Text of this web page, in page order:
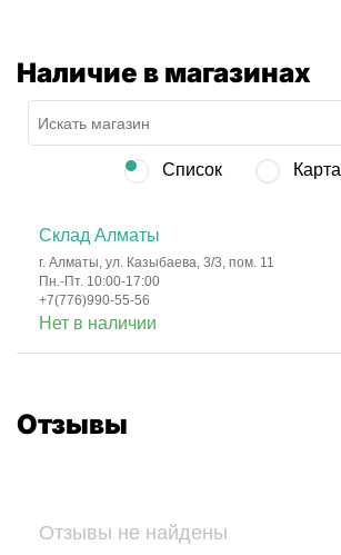
Наличие в магазинах
Список Карта
Склад Алматы
г. Алматы, ул. Казыбаева, 3/3, пом. 11
Пн.-Пт. 10:00-17:00
+7(776)990-55-56
Нет в наличии
Отзывы
Отзывы не найдены